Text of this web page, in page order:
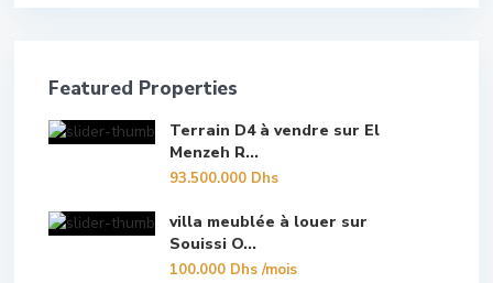
Featured Properties
Terrain D4 à vendre sur El
Menzeh R...
93.500.000 Dhs
villa meublée à louer sur
Souissi O...
100.000 Dhs/mois